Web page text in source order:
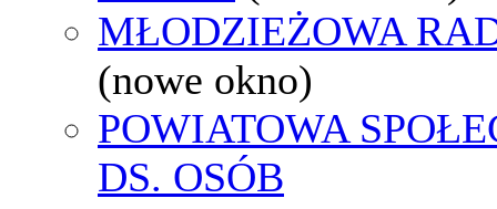
MŁODZIEŻOWA
(nowe okno)
POWIATOWA
DS. OSÓB